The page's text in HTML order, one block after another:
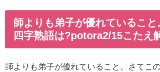
師よりも弟子が優れているこ
四字熟語は?potora2/15こたえ
師よりも弟子が優れていること。さてこ